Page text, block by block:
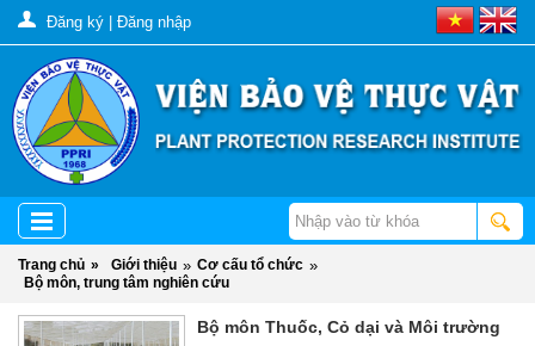
Đăng ký Đăng nhập
Trang chủ » Giới thiệu » Cơ cấu tổ chức »
Bộ môn, trung tâm nghiên cứu
Bộ môn Thuốc, Cỏ dại và Môi trường